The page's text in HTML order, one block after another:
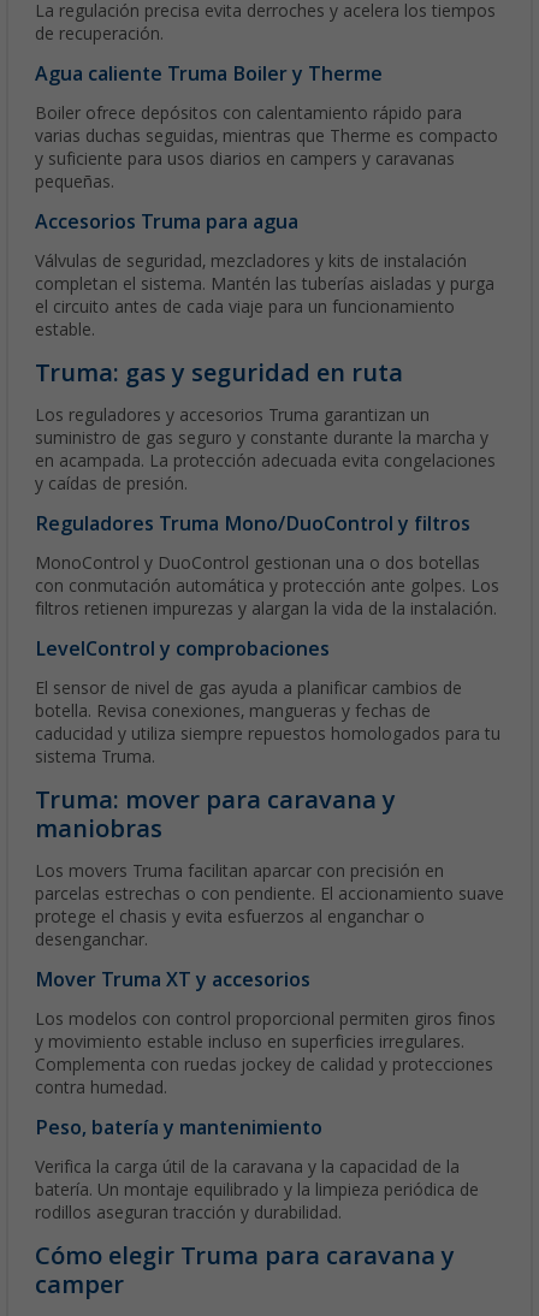
La regulación precisa evita derroches y acelera los tiempos
de recuperación.
Agua caliente Truma Boiler y Therme
Boiler ofrece depósitos con calentamiento rápido para
varias duchas seguidas, mientras que Therme es compacto
y suficiente para usos diarios en campers y caravanas
pequeñas.
Accesorios Truma para agua
Válvulas de seguridad, mezcladores y kits de instalación
completan el sistema. Mantén las tuberías aisladas y purga
el circuito antes de cada viaje para un funcionamiento
estable.
Truma: gas y seguridad en ruta
Los reguladores y accesorios Truma garantizan un
suministro de gas seguro y constante durante la marcha y
en acampada. La protección adecuada evita congelaciones
y caídas de presión.
Reguladores Truma Mono/DuoControl y filtros
MonoControl y DuoControl gestionan una o dos botellas
con conmutación automática y protección ante golpes. Los
filtros retienen impurezas y alargan la vida de la instalación.
LevelControl y comprobaciones
El sensor de nivel de gas ayuda a planificar cambios de
botella. Revisa conexiones, mangueras y fechas de
caducidad y utiliza siempre repuestos homologados para tu
sistema Truma.
Truma: mover para caravana y
maniobras
Los movers Truma facilitan aparcar con precisión en
parcelas estrechas o con pendiente. El accionamiento suave
protege el chasis y evita esfuerzos al enganchar o
desenganchar.
Mover Truma XT y accesorios
Los modelos con control proporcional permiten giros finos
y movimiento estable incluso en superficies irregulares.
Complementa con ruedas jockey de calidad y protecciones
contra humedad.
Peso, batería y mantenimiento
Verifica la carga útil de la caravana y la capacidad de la
batería. Un montaje equilibrado y la limpieza periódica de
rodillos aseguran tracción y durabilidad.
Cómo elegir Truma para caravana y
camper